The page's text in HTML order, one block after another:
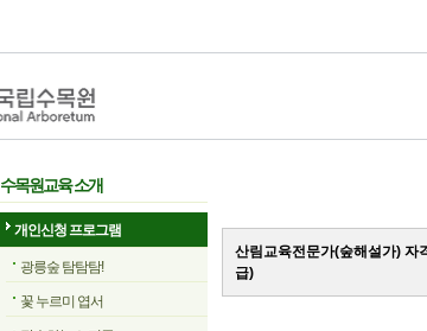
수목원교육 소개
개인신청 프로그램
광릉숲 탐탐탐!
꽃 누르미 엽서
산림교육전문가(숲해설가) 자
급)